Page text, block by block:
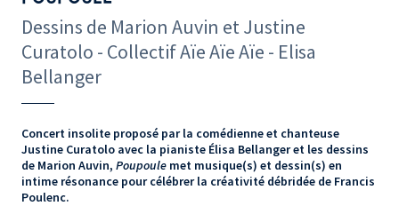
Dessins de Marion Auvin et Justine
Curatolo - Collectif Aïe Aïe Aïe - Elisa
Bellanger
Concert insolite proposé par la comédienne et chanteuse
Justine Curatolo avec la pianiste Élisa Bellanger et les dessins
de Marion Auvin, Poupoule met musique(s) et dessin(s) en
intime résonance pour célébrer la créativité débridée de Francis
Poulenc.